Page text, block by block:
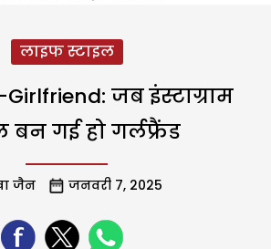
लाइफ स्टाइल
जब इंस्टाग्राम
बन गई हो गर्लफ्रैंड
जैन जनवरी 7, 2025